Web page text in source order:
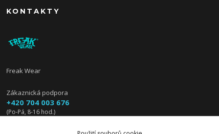
KONTAKTY
Freak Wear
Zákaznická podpora
+420 704 003 676
(Po-Pá, 8-16 hod.)
info@freakwear.cz